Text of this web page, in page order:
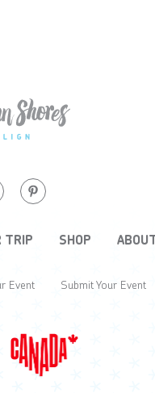
TRIP SHOP
Event Submit Your Event